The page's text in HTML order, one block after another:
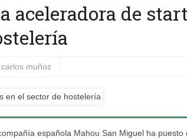
aceleradora de
muñoz
española Mahou San Miguel ha puesto